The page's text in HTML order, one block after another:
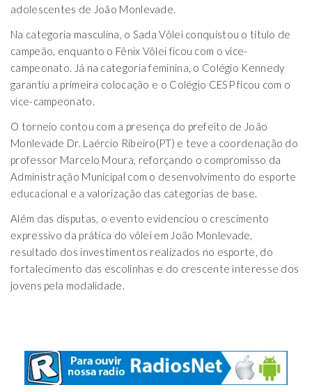
adolescentes de João Monlevade.
Na categoria masculina, o Sada Vôlei conquistou o título de
campeão, enquanto o Fênix Vôlei ficou com o vice-
campeonato. Já na categoria feminina, o Colégio Kennedy
garantiu a primeira colocação e o Colégio CESP ficou com o
vice-campeonato.
O torneio contou com a presença do prefeito de João
Monlevade Dr. Laércio Ribeiro(PT) e teve a coordenação do
professor Marcelo Moura, reforçando o compromisso da
Administração Municipal com o desenvolvimento do esporte
educacional e a valorização das categorias de base.
Além das disputas, o evento evidenciou o crescimento
expressivo da prática do vôlei em João Monlevade,
resultado dos investimentos realizados no esporte, do
fortalecimento das escolinhas e do crescente interesse dos
jovens pela modalidade.